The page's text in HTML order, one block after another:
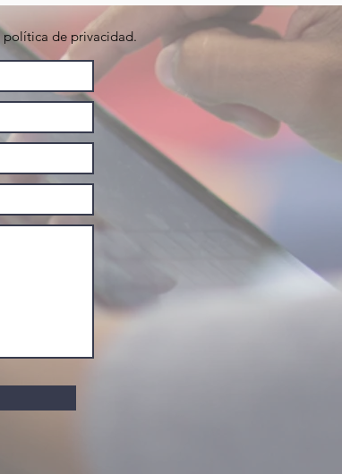
de privacidad.